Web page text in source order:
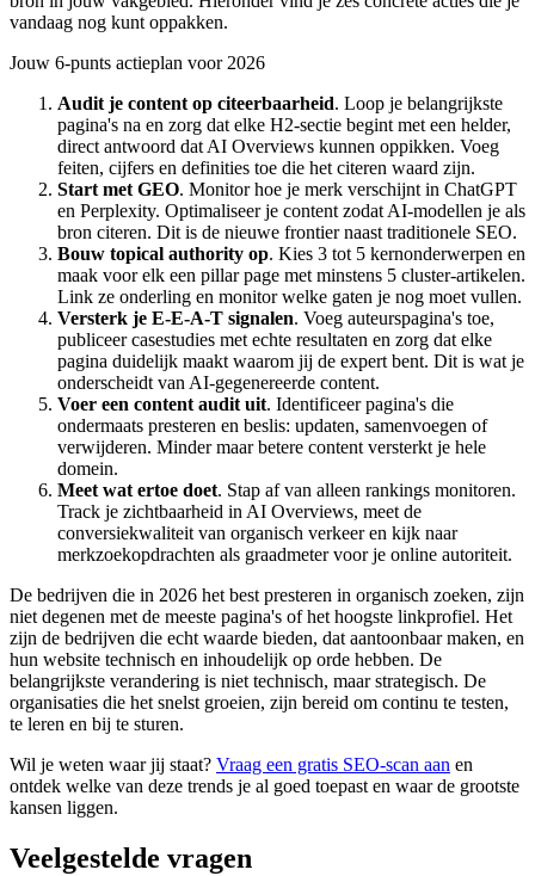
vandaag nog kunt oppakken.
Jouw 6-punts actieplan voor 2026
Audit je content op citeerbaarheid. Loop je belangrijkste
pagina's na en zorg dat elke H2-sectie begint met een helder,
direct antwoord dat AI Overviews kunnen oppikken. Voeg
feiten, cijfers en definities toe die het citeren waard zijn.
Start met GEO. Monitor hoe je merk verschijnt in ChatGPT
en Perplexity. Optimaliseer je content zodat AI-modellen je als
bron citeren. Dit is de nieuwe frontier naast traditionele SEO.
Bouw topical authority op. Kies 3 tot 5 kernonderwerpen en
maak voor elk een pillar page met minstens 5 cluster-artikelen.
Link ze onderling en monitor welke gaten je nog moet vullen.
Versterk je E-E-A-T signalen. Voeg auteurspagina's toe,
publiceer casestudies met echte resultaten en zorg dat elke
pagina duidelijk maakt waarom jij de expert bent. Dit is wat je
onderscheidt van AI-gegenereerde content.
Voer een content audit uit. Identificeer pagina's die
ondermaats presteren en beslis: updaten, samenvoegen of
verwijderen. Minder maar betere content versterkt je hele
domein.
Meet wat ertoe doet. Stap af van alleen rankings monitoren.
Track je zichtbaarheid in AI Overviews, meet de
conversiekwaliteit van organisch verkeer en kijk naar
merkzoekopdrachten als graadmeter voor je online autoriteit.
De bedrijven die in 2026 het best presteren in organisch zoeken, zijn
niet degenen met de meeste pagina's of het hoogste linkprofiel. Het
zijn de bedrijven die echt waarde bieden, dat aantoonbaar maken, en
hun website technisch en inhoudelijk op orde hebben. De
belangrijkste verandering is niet technisch, maar strategisch. De
organisaties die het snelst groeien, zijn bereid om continu te testen,
te leren en bij te sturen.
Wil je weten waar jij staat? Vraag een gratis SEO-scan aan en
ontdek welke van deze trends je al goed toepast en waar de grootste
kansen liggen.
Veelgestelde vragen